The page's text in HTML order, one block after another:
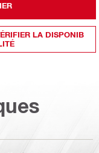
LA DISPONIB